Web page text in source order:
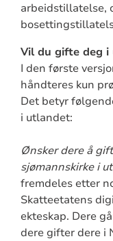
arbeidstillatelse,
Vil du gifte deg i
I den første
håndteres kun
Det betyr
i utlandet:
Ønsker dere å
sjømannskirke i
fremdeles etter
Skatteetatens
ekteskap. Dere
dere gifter dere i